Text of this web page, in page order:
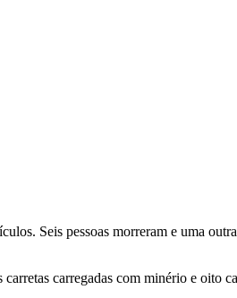
Seis pessoas morreram e uma
carregadas com minério e oito